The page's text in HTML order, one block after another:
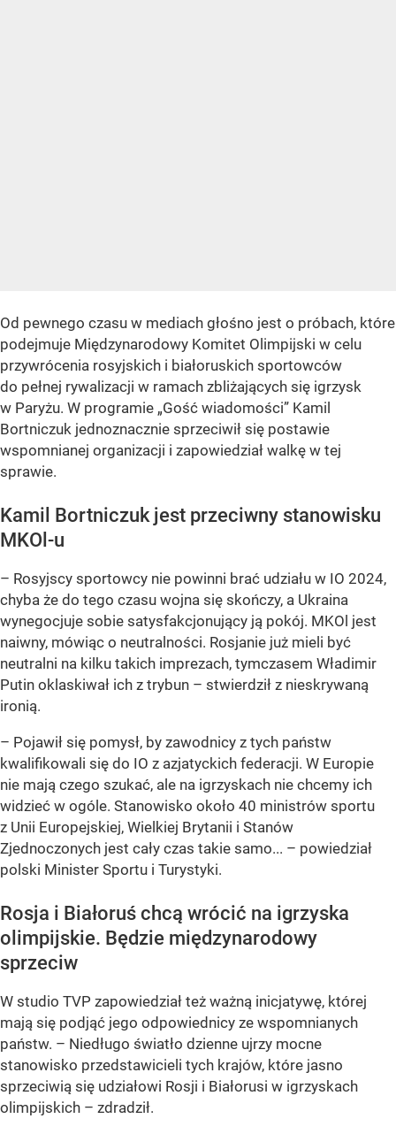
Od pewnego czasu w mediach głośno jest o próbach, które
podejmuje Międzynarodowy Komitet Olimpijski w celu
przywrócenia rosyjskich i białoruskich sportowców
do pełnej rywalizacji w ramach zbliżających się igrzysk
w Paryżu. W programie „Gość wiadomości” Kamil
Bortniczuk jednoznacznie sprzeciwił się postawie
wspomnianej organizacji i zapowiedział walkę w tej
sprawie.
Kamil Bortniczuk jest przeciwny stanowisku
MKOl-u
– Rosyjscy sportowcy nie powinni brać udziału w IO 2024,
chyba że do tego czasu wojna się skończy, a Ukraina
wynegocjuje sobie satysfakcjonujący ją pokój. MKOl jest
naiwny, mówiąc o neutralności. Rosjanie już mieli być
neutralni na kilku takich imprezach, tymczasem Władimir
Putin oklaskiwał ich z trybun – stwierdził z nieskrywaną
ironią.
– Pojawił się pomysł, by zawodnicy z tych państw
kwalifikowali się do IO z azjatyckich federacji. W Europie
nie mają czego szukać, ale na igrzyskach nie chcemy ich
widzieć w ogóle. Stanowisko około 40 ministrów sportu
z Unii Europejskiej, Wielkiej Brytanii i Stanów
Zjednoczonych jest cały czas takie samo... – powiedział
polski Minister Sportu i Turystyki.
Rosja i Białoruś chcą wrócić na igrzyska
olimpijskie. Będzie międzynarodowy
sprzeciw
W studio TVP zapowiedział też ważną inicjatywę, której
mają się podjąć jego odpowiednicy ze wspomnianych
państw. – Niedługo światło dzienne ujrzy mocne
stanowisko przedstawicieli tych krajów, które jasno
sprzeciwią się udziałowi Rosji i Białorusi w igrzyskach
olimpijskich – zdradził.